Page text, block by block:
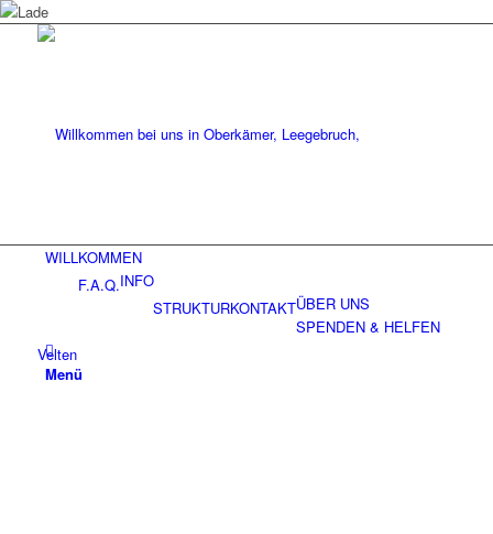
WILLKOMMEN
INFO
F.A.Q.
ÜBER UNS
STRUKTURKONTAKT
SPENDEN & HELFEN
Menü